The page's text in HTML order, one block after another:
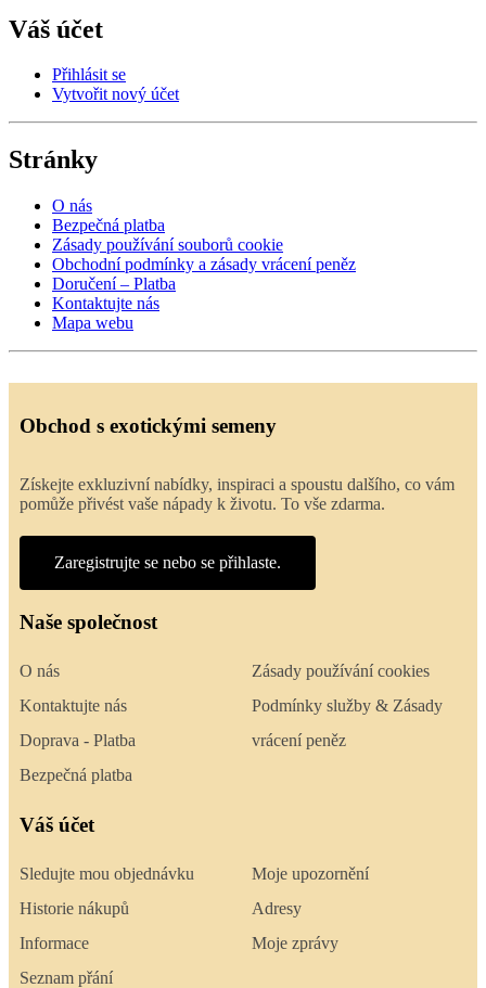
Váš účet
Přihlásit se
Vytvořit nový účet
Stránky
O nás
Bezpečná platba
Zásady používání souborů cookie
Obchodní podmínky a zásady vrácení peněz
Doručení – Platba
Kontaktujte nás
Mapa webu
Obchod s exotickými semeny
Získejte exkluzivní nabídky, inspiraci a spoustu dalšího, co vám
pomůže přivést vaše nápady k životu. To vše zdarma.
Zaregistrujte se nebo se přihlaste.
Naše společnost
O nás
Kontaktujte nás
Doprava - Platba
Bezpečná platba
Zásady používání cookies
Podmínky služby & Zásady
vrácení peněz
Váš účet
Sledujte mou objednávku
Historie nákupů
Informace
Seznam přání
Moje upozornění
Adresy
Moje zprávy